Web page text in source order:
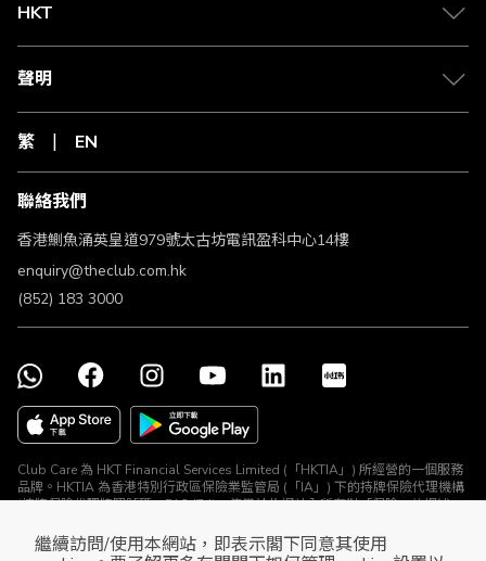
繼續訪問/使用本網站，即表示閣下同意其使用
HKT
聲明
繁 EN
聯絡我們
香港鰂魚涌英皇道979號太古坊電訊盈科中心14樓
enquiry@theclub.com.hk
(852) 183 3000
Club Care 為 HKT Financial Services Limited (「HKTIA」) 所經營的一個服務
品牌。HKTIA 為香港特別行政區保險業監管局 (「IA」) 下的持牌保險代理機構
(持牌保險代理牌照號碼：FA2474)。使用於此網站內所有對「保險」的提述、
(「The Club」) 、The Club Travel Services Limited (「Club Travel」) 及香港
電訊集團所有其他公司 (HKTIA除外) 並沒有就相關保險產品或推廣安排任何保